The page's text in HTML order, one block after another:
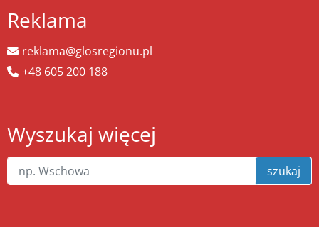
Reklama
reklama@glosregionu.pl
+48 605 200 188
Wyszukaj więcej
szukaj